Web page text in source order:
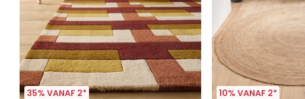
35% VANAF 2* 10% VANAF 2*